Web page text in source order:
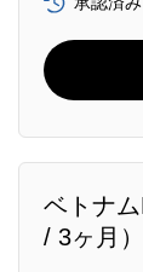
ベトナ
/ 3ヶ月）